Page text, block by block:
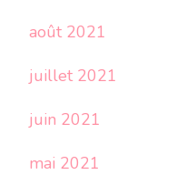
août 2021
juillet 2021
juin 2021
mai 2021